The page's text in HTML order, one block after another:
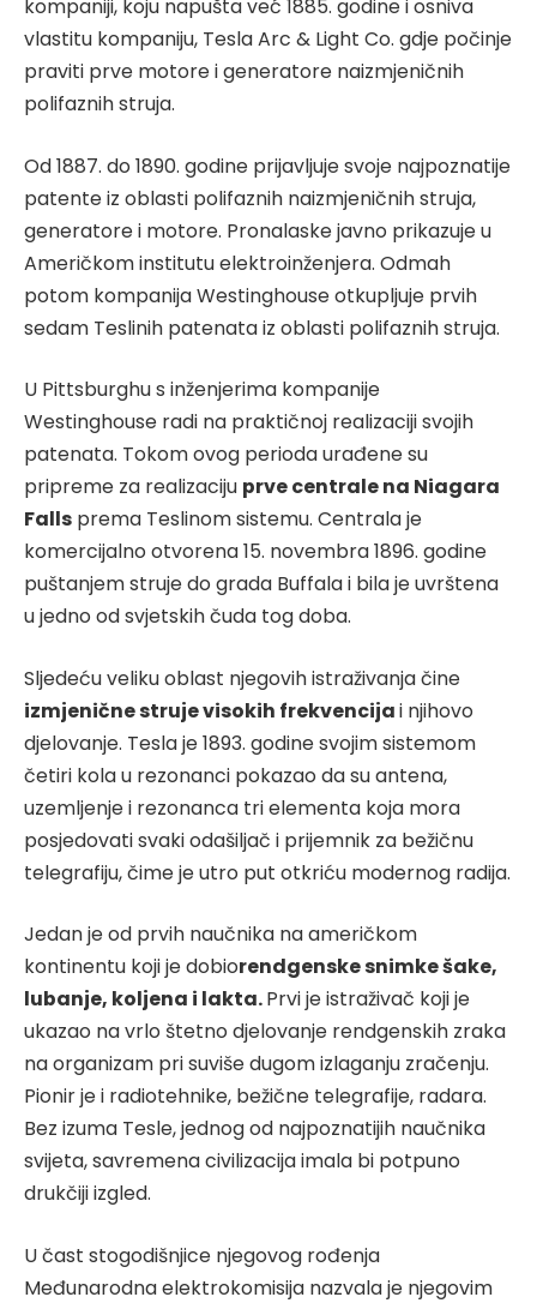
kompaniji, koju napušta već 1885. godine i osniva
vlastitu kompaniju, Tesla Arc & Light Co. gdje počinje
praviti prve motore i generatore naizmjeničnih
polifaznih struja.
Od 1887. do 1890. godine prijavljuje svoje najpoznatije
patente iz oblasti polifaznih naizmjeničnih struja,
generatore i motore. Pronalaske javno prikazuje u
Američkom institutu elektroinženjera. Odmah
potom kompanija Westinghouse otkupljuje prvih
sedam Teslinih patenata iz oblasti polifaznih struja.
U Pittsburghu s inženjerima kompanije
Westinghouse radi na praktičnoj realizaciji svojih
patenata. Tokom ovog perioda urađene su
pripreme za realizaciju prve centrale na Niagara
Falls prema Teslinom sistemu. Centrala je
komercijalno otvorena 15. novembra 1896. godine
puštanjem struje do grada Buffala i bila je uvrštena
u jedno od svjetskih čuda tog doba.
Sljedeću veliku oblast njegovih istraživanja čine
izmjenične struje visokih frekvencijai njihovo
djelovanje. Tesla je 1893. godine svojim sistemom
četiri kola u rezonanci pokazao da su antena,
uzemljenje i rezonanca tri elementa koja mora
posjedovati svaki odašiljač i prijemnik za bežičnu
telegrafiju, čime je utro put otkriću modernog radija.
Jedan je od prvih naučnika na američkom
kontinentu koji je dobiorendgenske snimke šake,
lubanje, koljena i lakta.Prvi je istraživač koji je
ukazao na vrlo štetno djelovanje rendgenskih zraka
na organizam pri suviše dugom izlaganju zračenju.
Pionir je i radiotehnike, bežične telegrafije, radara.
Bez izuma Tesle, jednog od najpoznatijih naučnika
svijeta, savremena civilizacija imala bi potpuno
drukčiji izgled.
U čast stogodišnjice njegovog rođenja
Međunarodna elektrokomisija nazvala je njegovim